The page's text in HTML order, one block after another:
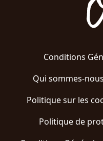
Conditions
Qui sommes-
Politique sur les
Politique de